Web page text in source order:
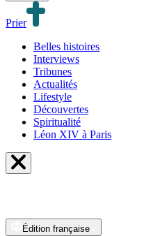
Prier
Belles histoires
Interviews
Tribunes
Actualités
Lifestyle
Découvertes
Spiritualité
Léon XIV à Paris
Édition française